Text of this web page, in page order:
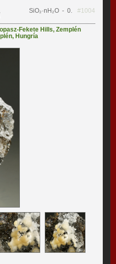
SiO₂·nH₂O- 0. #1004
Fekete Hills,Zemplén
,Hungría